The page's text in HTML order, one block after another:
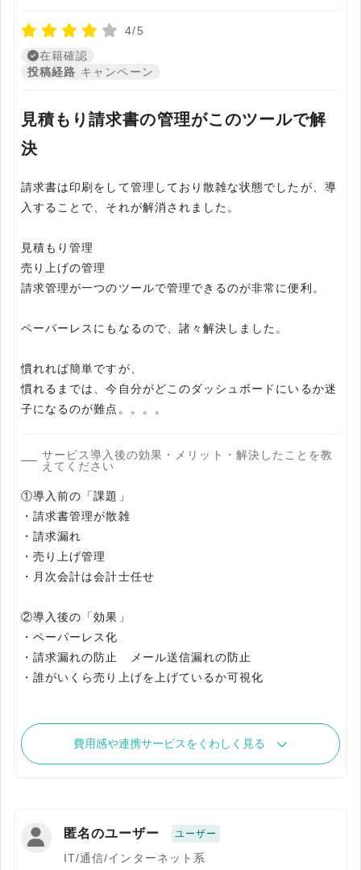
4/5
在籍確認
投稿経路 キャンペーン
見積もり請求書の管理がこのツールで解
決
請求書は印刷をして管理しており散雑な状態でしたが、導
入することで、それが解消されました。
見積もり管理
売り上げの管理
請求管理が一つのツールで管理できるのが非常に便利。
ペーパーレスにもなるので、諸々解決しました。
慣れれば簡単ですが、
慣れるまでは、今自分がどこのダッシュボードにいるか迷
サービス導入後の効果・メリット・解決したことを教
えてください
①導入前の「課題」
・請求書管理が散雑
・請求漏れ
・売り上げ管理
・月次会計は会計士任せ
②導入後の「効果」
・ペーパーレス化
・請求漏れの防止 メール送信漏れの防止
・誰がいくら売り上げを上げているか可視化
費用感や連携サービスをくわしく見る
匿名のユーザー ユーザー
IT/通信/インターネット系